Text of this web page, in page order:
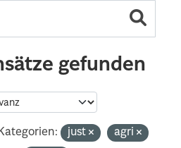
gefunden
just
agri